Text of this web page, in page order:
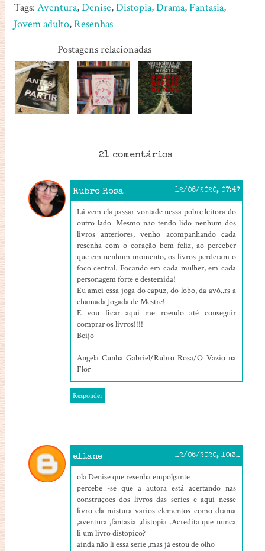
Tags: Aventura,Denise,Distopia,Drama,Fantasia,
Jovem adulto,Resenhas
Postagens relacionadas
21 comentários
Rubro Rosa 12/06/2020, 07:47
Lá vem ela passar vontade nessa pobre leitora do
outro lado. Mesmo não tendo lido nenhum dos
livros anteriores, venho acompanhando cada
resenha com o coração bem feliz, ao perceber
que em nenhum momento, os livros perderam o
foco central. Focando em cada mulher, em cada
personagem forte e destemida!
Eu amei essa joga do capuz, do lobo, da avó..rs a
chamada Jogada de Mestre!
E vou ficar aqui me roendo até conseguir
comprar os livros!!!!
Beijo
Angela Cunha Gabriel/Rubro Rosa/O Vazio na
Flor
Responder
eliane 12/06/2020, 10:31
ola Denise que resenha empolgante
percebe -se que a autora está acertando nas
construçoes dos livros das series e aqui nesse
livro ela mistura varios elementos como drama
,aventura ,fantasia ,distopia .Acredita que nunca
li um livro distopico?
ainda não li essa serie ,mas já estou de olho